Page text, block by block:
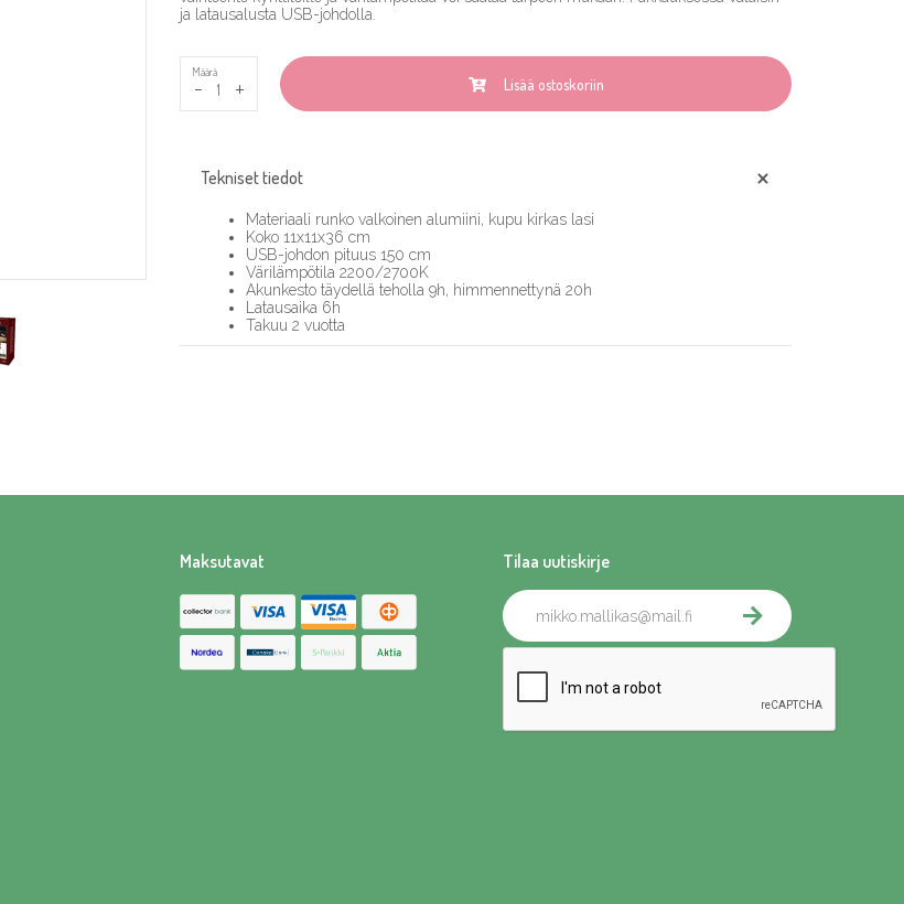
ja latausalusta USB-johdolla.
Määrä
- + Lisää ostoskoriin
Tekniset tiedot
Materiaali runko valkoinen alumiini, kupu kirkas lasi
Koko 11x11x36 cm
USB-johdon pituus 150 cm
Värilämpötila 2200/2700K
Akunkesto täydellä teholla 9h, himmennettynä 20h
Latausaika 6h
Takuu 2 vuotta
Maksutavat Tilaa uutiskirje